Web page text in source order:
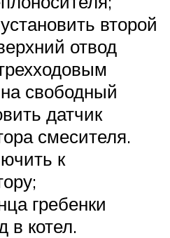
второй
отвод
свободный
датчик
смесителя.
к
гребенки
в котел.